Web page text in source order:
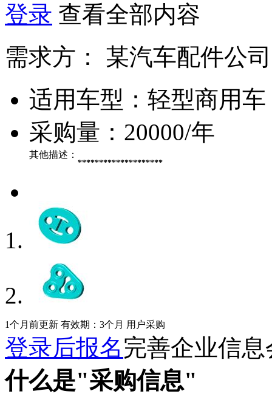
登录 查看全部内容
需求方：
某汽车配件公司
适用车型： 轻型商用
采购量： 20000/年
其他描述：
********************
1个月前更新 有效期：3个月 用户采购
登录后报名完善企业信
什么是"采购信息"